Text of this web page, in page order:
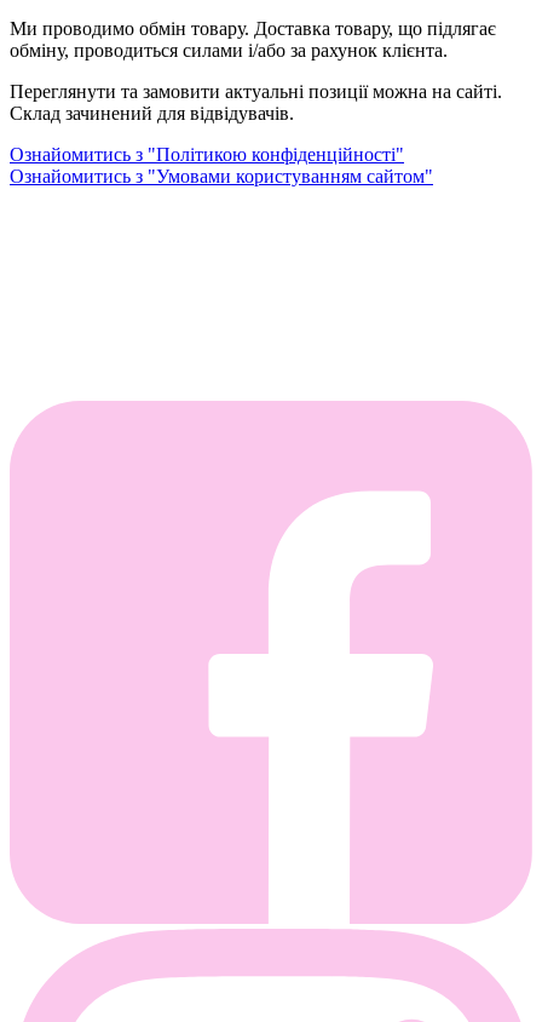
Ми проводимо обмін товару. Доставка товару, що підлягає
обміну, проводиться силами і/або за рахунок клієнта.
Переглянути та замовити актуальні позиції можна на сайті.
Склад зачинений для відвідувачів.
Ознайомитись з "Політикою конфіденційності"
Ознайомитись з "Умовами користуванням сайтом"